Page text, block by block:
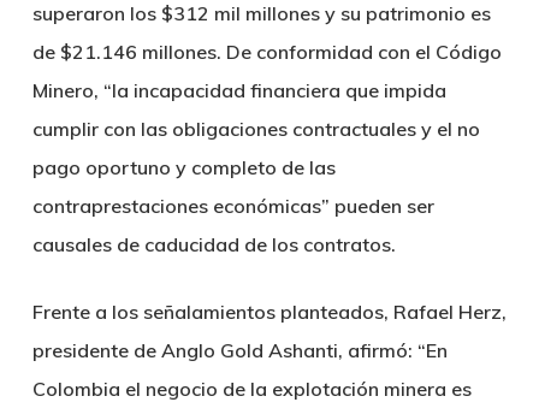
superaron los $312 mil millones y su patrimonio es
de $21.146 millones. De conformidad con el Código
Minero, “la incapacidad financiera que impida
cumplir con las obligaciones contractuales y el no
pago oportuno y completo de las
contraprestaciones económicas” pueden ser
causales de caducidad de los contratos.
Frente a los señalamientos planteados, Rafael Herz,
presidente de Anglo Gold Ashanti, afirmó: “En
Colombia el negocio de la explotación minera es